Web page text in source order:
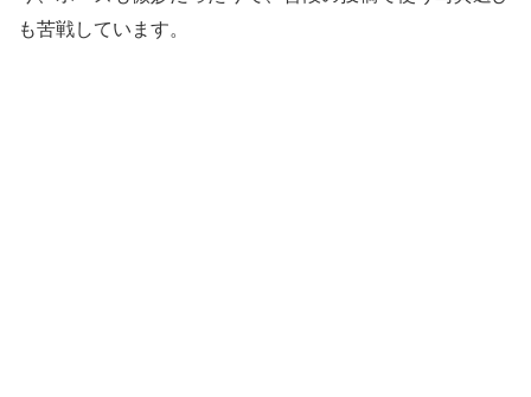
も苦戦しています。